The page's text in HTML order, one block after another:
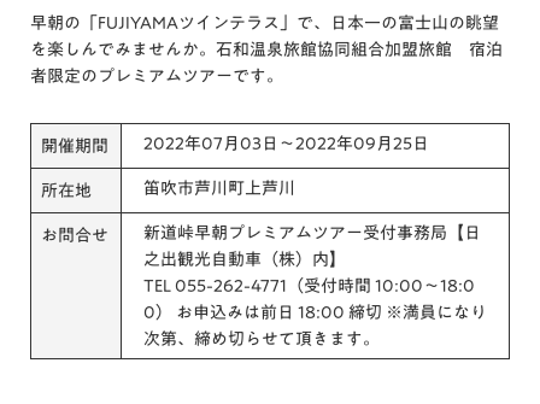
早朝の「FUJIYAMAツインテラス」で、日本一の富士山の眺望
を楽しんでみませんか。石和温泉旅館協同組合加盟旅館 宿泊
者限定のプレミアムツアーです。
開催期間 2022年07月03日～2022年09月25日
所在地 笛吹市芦川町上芦川
お問合せ
新道峠早朝プレミアムツアー受付事務局【日
之出観光自動車（株）内】
TEL 055-262-4771（受付時間 10:00〜18:0
0） お申込みは前日 18:00 締切 ※満員になり
次第、締め切らせて頂きます。